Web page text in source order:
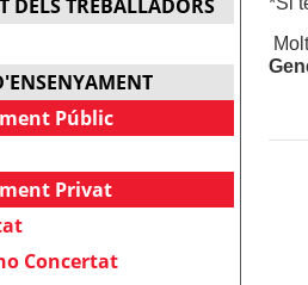
DELS TREBALLADORS
Públic
Privat
Concertat